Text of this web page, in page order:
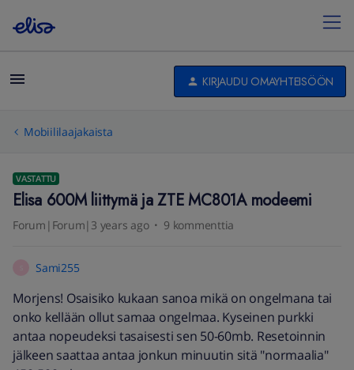
KIRJAUDU OMAYHTEISÖÖN
Mobiililaajakaista
VASTATTU
Elisa 600M liittymä ja ZTE MC801A modeemi
Forum|Forum|3 years ago 9 kommenttia
Sami255
Morjens! Osaisiko kukaan sanoa mikä on ongelmana tai
onko kellään ollut samaa ongelmaa. Kyseinen purkki
antaa nopeudeksi tasaisesti sen 50-60mb. Resetoinnin
jälkeen saattaa antaa jonkun minuutin sitä "normaalia"